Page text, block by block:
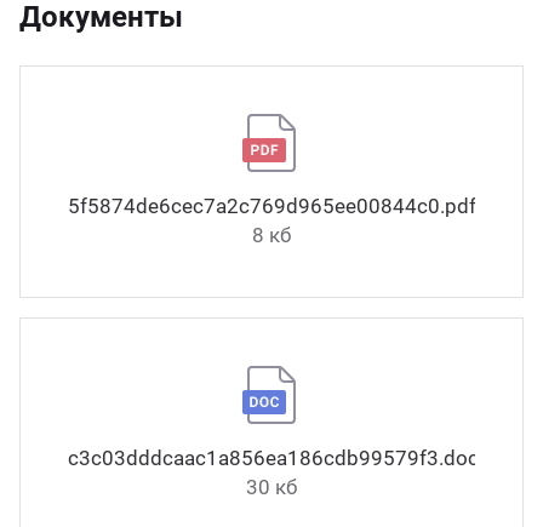
Документы
5f5874de6cec7a2c769d965ee00844c0.pdf
8 кб
c3c03dddcaac1a856ea186cdb99579f3.docx
30 кб